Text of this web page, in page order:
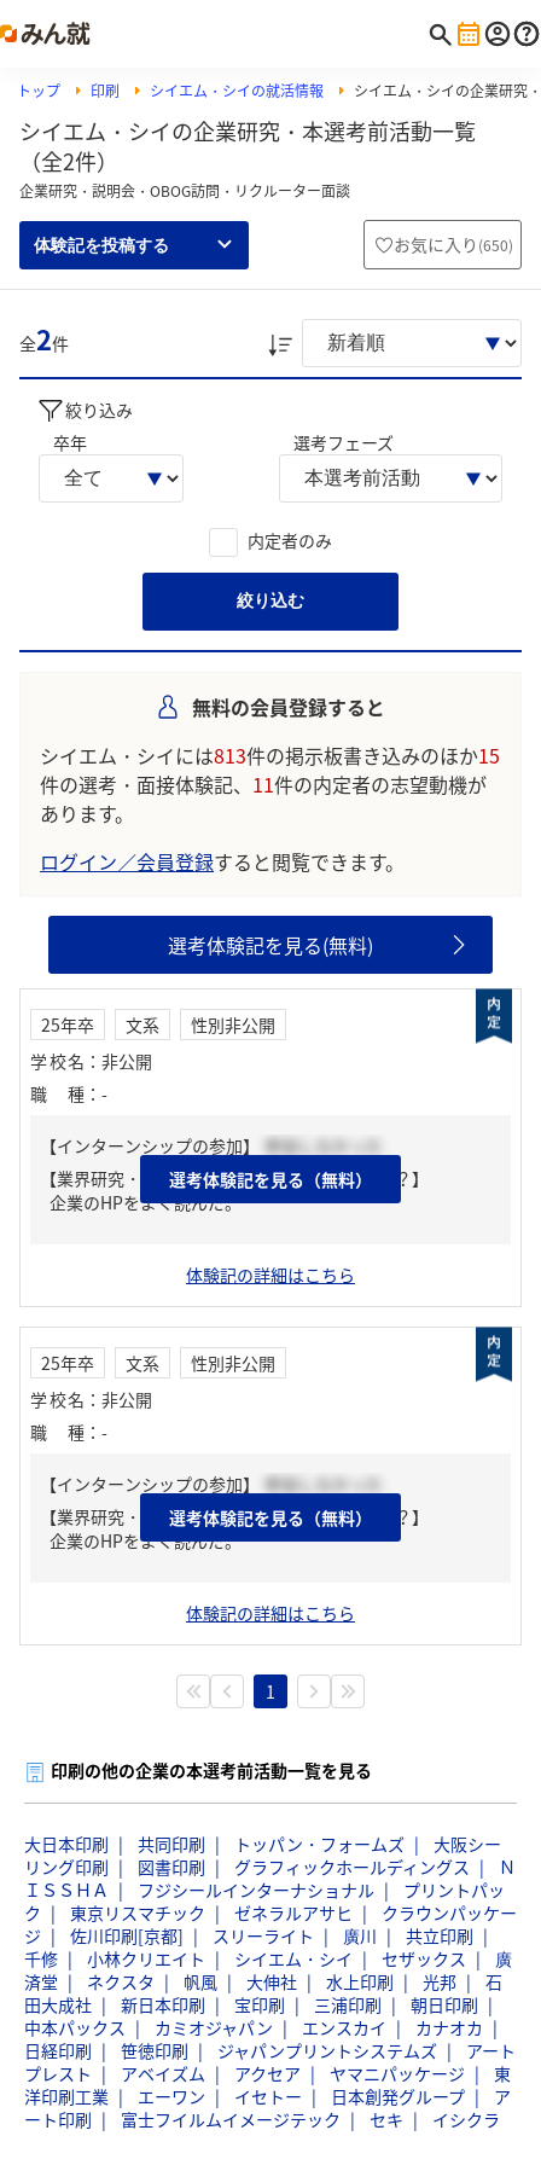
トップ 印刷 シイエム・シイの就活情報 シイエム・シイの企業研究
シイエム・シイの企業研究・本選考前活動一覧
（全2件）
企業研究・説明会・OBOG訪問・リクルーター面談
体験記を投稿する お気に入り (650)
全2件
絞り込み
卒年
選考フェーズ
内定者のみ
絞り込む
無料の会員登録すると
シイエム・シイには813件の掲示板書き込みのほか15
件の選考・面接体験記、 11件の内定者の志望動機が
あります。
ログイン／会員登録すると閲覧できます。
選考体験記を見る(無料)
25年卒 文系
性別非公開
学校名 ： 非公開
職種 ： -
【インターンシップの参加】
参加しなかった
【業界研究・企業研究はどんな風にしましたか？】
企業のHPをよく読んだ。
選考体験記を見る（無料）
体験記の詳細はこちら
25年卒 文系
性別非公開
学校名 ： 非公開
職種 ： -
【インターンシップの参加】
参加しなかった
【業界研究・企業研究はどんな風にしましたか？】
企業のHPをよく読んだ。
選考体験記を見る（無料）
体験記の詳細はこちら
1
印刷の他の企業の本選考前活動一覧を見る
大日本印刷 共同印刷 トッパン・フォームズ
大阪シー
リング印刷
図書印刷 グラフィックホールディングス
Ｎ
ＩＳＳＨＡ
フジシールインターナショナル
プリントパッ
ク
東京リスマチック ゼネラルアサヒ
クラウンパッケー
ジ
佐川印刷[京都] スリーライト 廣川
共立印刷
千修
小林クリエイト シイエム・シイ セザックス
廣
済堂
ネクスタ 帆風 大伸社 水上印刷 光邦
石
田大成社
新日本印刷 宝印刷 三浦印刷
朝日印刷
中本パックス
カミオジャパン エンスカイ
カナオカ
日経印刷
笹徳印刷 ジャパンプリントシステムズ
アート
プレスト
アベイズム アクセア ヤマニパッケージ
東
洋印刷工業
エーワン イセトー 日本創発グループ
ア
ート印刷
富士フイルムイメージテック セキ イシクラ